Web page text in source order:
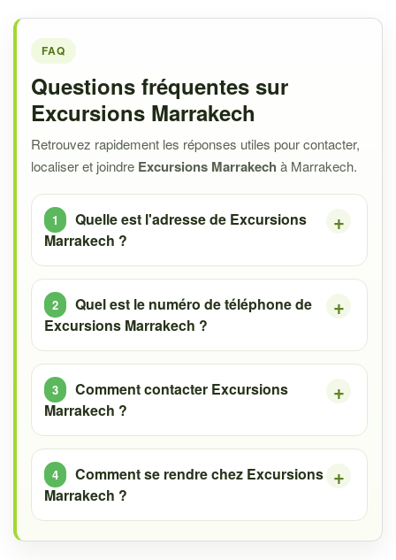
FAQ
Questions fréquentes sur
Excursions Marrakech
Retrouvez rapidement les réponses utiles pour contacter,
localiser et joindre Excursions Marrakech à Marrakech.
Quelle est l'adresse de Excursions
Marrakech ?
Quel est le numéro de téléphone de
Excursions Marrakech ?
Comment contacter Excursions
Marrakech ?
Comment se rendre chez Excursions
Marrakech ?